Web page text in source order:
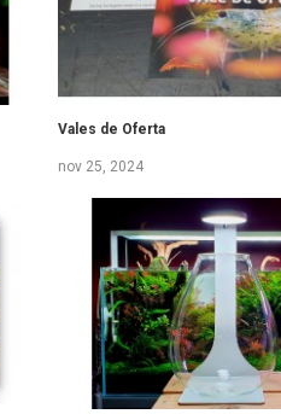
Vales de Oferta
nov 25, 2024